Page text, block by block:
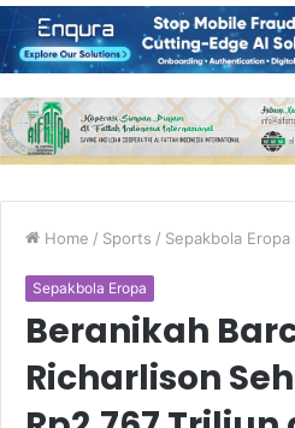
Home / Sports / Sepakbola Eropa
Sepakbola Eropa
Beranikah
Richarlison